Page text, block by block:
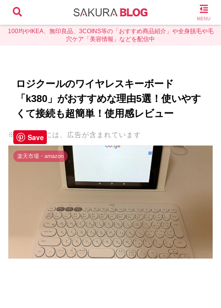
100均やIKEA、無印良品、3COINS等の「おすすめ商品紹介」や全身脱毛や毛
穴ケア「美容情報」などを配信中
ロジクールのワイヤレスキーボード
「k380」がおすすめな理由5選！使いやす
くて接続も超簡単！使用感レビュー
※本ページには、広告が含まれています
楽天市場・amazon
MENU
Save